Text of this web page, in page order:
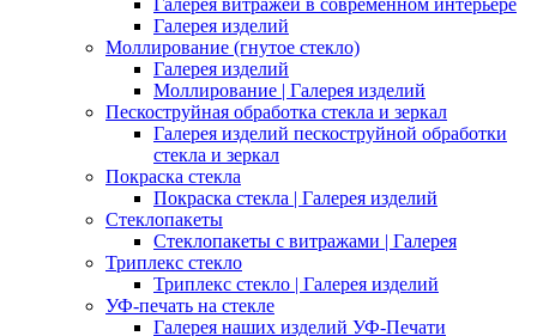
Галерея изделий
Моллирование (гнутое стекло)
Галерея изделий
Моллирование | Галерея изделий
Пескоструйная обработка стекла и зеркал
Галерея изделий пескоструйной обработки
стекла и зеркал
Покраска стекла
Покраска стекла | Галерея изделий
Стеклопакеты
Стеклопакеты с витражами | Галерея
Триплекс стекло
Триплекс стекло | Галерея изделий
УФ-печать на стекле
Галерея наших изделий УФ-Печати